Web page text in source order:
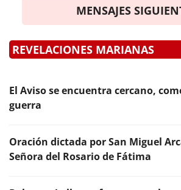
MENSAJES
REVELACIONES MARIANAS
El Aviso se encuentra cercano,
guerra
Oración dictada por San Miguel
Señora del Rosario de Fátima